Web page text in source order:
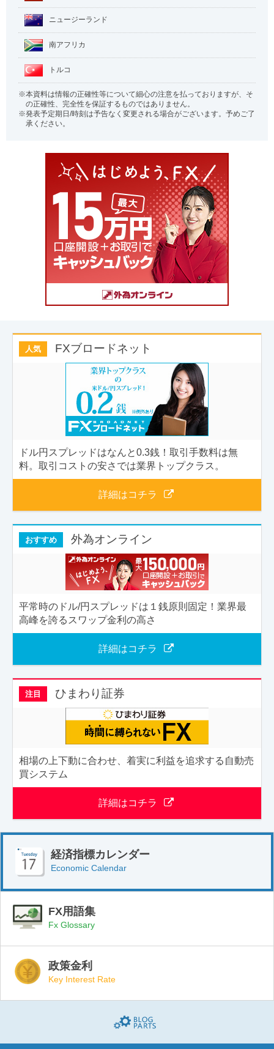
ニュージーランド
南アフリカ
トルコ
本資料は情報の正確性等について細心の注意を払っておりますが、そ
の正確性、完全性を保証するものではありません。
発表予定期日/時刻は予告なく変更される場合がございます。予めご了
承ください。
人気 FXブロードネット
ドル円スプレッドはなんと0.3銭！取引手数料は無
料。取引コストの安さでは業界トップクラス。
詳細はコチラ
おすすめ 外為オンライン
平常時のドル/円スプレッドは１銭原則固定！業界最
高峰を誇るスワップ金利の高さ
詳細はコチラ
注目 ひまわり証券
相場の上下動に合わせ、着実に利益を追求する自動売
買システム
詳細はコチラ
経済指標カレンダー
Economic Calendar
FX用語集
Fx Glossary
政策金利
Key Interest Rate